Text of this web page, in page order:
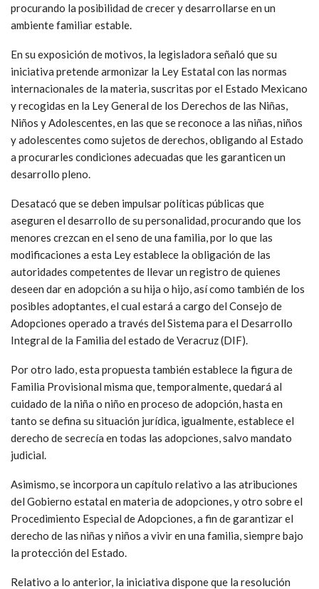
procurando la posibilidad de crecer y desarrollarse en un
ambiente familiar estable.
En su exposición de motivos, la legisladora señaló que su
iniciativa pretende armonizar la Ley Estatal con las normas
internacionales de la materia, suscritas por el Estado Mexicano
y recogidas en la Ley General de los Derechos de las Niñas,
Niños y Adolescentes, en las que se reconoce a las niñas, niños
y adolescentes como sujetos de derechos, obligando al Estado
a procurarles condiciones adecuadas que les garanticen un
desarrollo pleno.
Desatacó que se deben impulsar políticas públicas que
aseguren el desarrollo de su personalidad, procurando que los
menores crezcan en el seno de una familia, por lo que las
modificaciones a esta Ley establece la obligación de las
autoridades competentes de llevar un registro de quienes
deseen dar en adopción a su hija o hijo, así como también de los
posibles adoptantes, el cual estará a cargo del Consejo de
Adopciones operado a través del Sistema para el Desarrollo
Integral de la Familia del estado de Veracruz (DIF).
Por otro lado, esta propuesta también establece la figura de
Familia Provisional misma que, temporalmente, quedará al
cuidado de la niña o niño en proceso de adopción, hasta en
tanto se defina su situación jurídica, igualmente, establece el
derecho de secrecía en todas las adopciones, salvo mandato
judicial.
Asimismo, se incorpora un capítulo relativo a las atribuciones
del Gobierno estatal en materia de adopciones, y otro sobre el
Procedimiento Especial de Adopciones, a fin de garantizar el
derecho de las niñas y niños a vivir en una familia, siempre bajo
la protección del Estado.
Relativo a lo anterior, la iniciativa dispone que la resolución